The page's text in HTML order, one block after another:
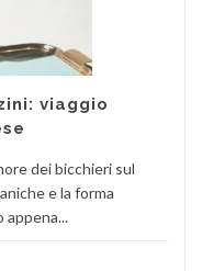
viaggio
dei bicchieri sul
e la forma
appena...